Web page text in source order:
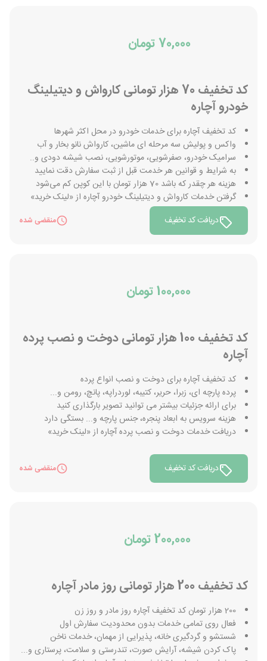
70,000 تومان
کد تخفیف 70 هزار تومانی کارواش و دیتیلینگ
خودرو آچاره
کد تخفیف آچاره برای خدمات خودرو در محل اکثر شهرها
واکس و پولیش سه مرحله ای ماشین، کارواش نانو بخار و آب
سرامیک خودرو، صفرشویی، موتورشویی، نصب شیشه دودی و..
به شرایط و قوانین هر خدمت قبل از ثبت سفارش دقت نمایید
هزینه هر چقدر که باشد 70 هزار تومان با این کوپن کم می‌شود
گرفتن خدمات کارواش و دیتیلینگ خودرو آچاره از «لینک خرید»
دریافت کد تخفیف
منقضی شده
100,000 تومان
کد تخفیف 100 هزار تومانی دوخت و نصب پرده
آچاره
کد تخفیف آچاره برای دوخت و نصب انواع پرده
پرده پارچه ای، زبرا، حریر، کتیبه، لوردراپه، پانچ، رومن و...
برای ارائه جزئیات بیشتر می توانید تصویر بارگذاری کنید
هزینه سرویس به ابعاد پنجره، جنس پارچه و... بستگی دارد
دریافت خدمات دوخت و نصب پرده آچاره از «لینک خرید»
دریافت کد تخفیف منقضی شده
200,000 تومان
کد تخفیف 200 هزار تومانی روز مادر آچاره
200 هزار تومان کد تخفیف آچاره روز مادر و روز زن
فعال روی تمامی خدمات بدون محدودیت سفارش اول
شستشو و گردگیری خانه، پذیرایی از مهمان، خدمات ناخن
پاک کردن شیشه، آرایش صورت، تندرستی و سلامت، پرستاری و...